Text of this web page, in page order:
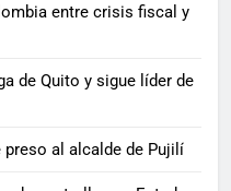
entre crisis fiscal y
de Quito y sigue líder de
al alcalde de Pujilí